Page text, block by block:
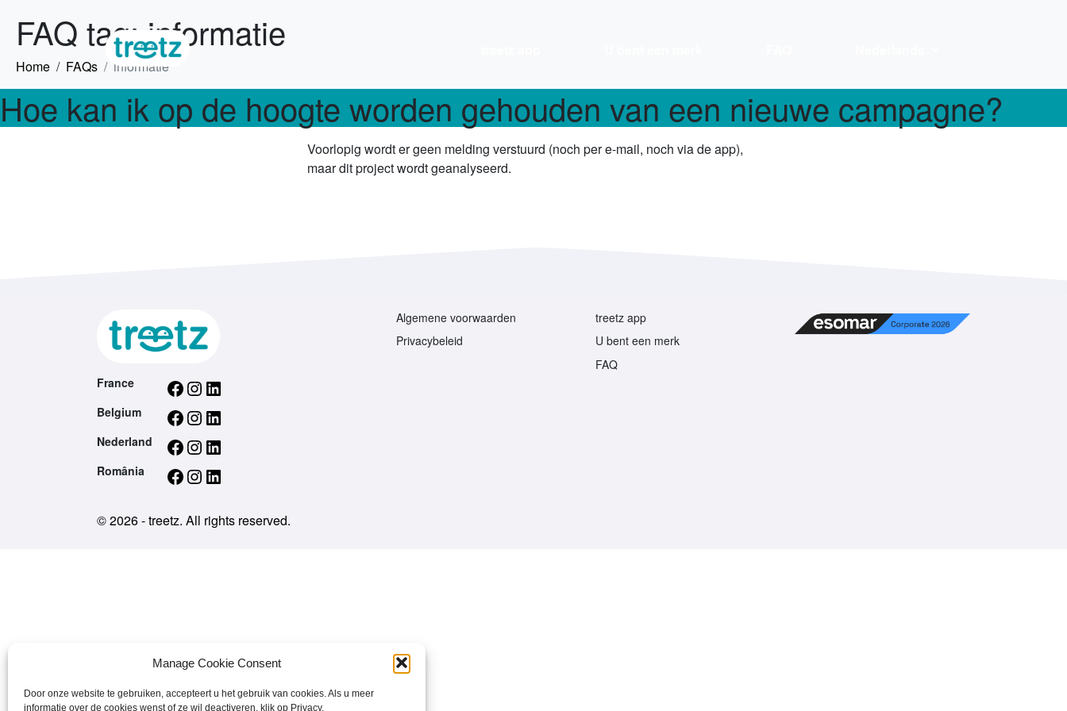
Manage Cookie Consent
Door onze website te gebruiken, accepteert u het gebruik van cookies. Als u meer
informatie over de cookies wenst of ze wil deactiveren, klik op Privacy.
FAQ tag:informatie
Home FAQs informatie
Hoe kan ik op de hoogte worden gehouden van een nieuwe campagne?
Voorlopig wordt er geen melding verstuurd (noch per e-mail, noch via de app),
maar dit project wordt geanalyseerd.
France Facebook Instagram LinkedIn
Belgium Facebook Instagram LinkedIn
Nederland Facebook Instagram LinkedIn
România Facebook Instagram LinkedIn
Algemene voorwaarden
Privacybeleid
treetz app
U bent een merk
FAQ
© 2026 - treetz. All rights reserved.